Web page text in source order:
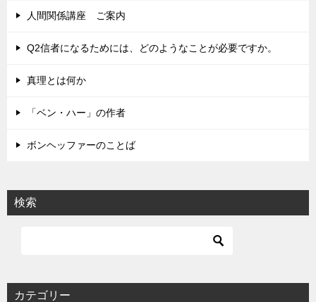
ー
シ
人間関係講座 ご案内
Q2信者になるためには、どのようなことが必要ですか。
真理とは何か
「ベン・ハー」の作者
ボンヘッファーのことば
検索
カテゴリー